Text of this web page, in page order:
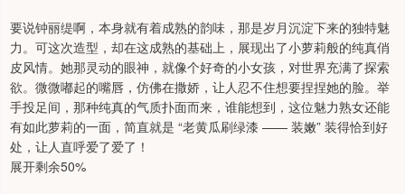
要说钟丽缇啊，本身就有着成熟的韵味，那是岁月沉淀下来的独特魅
力。可这次造型，却在这成熟的基础上，展现出了小萝莉般的纯真俏
皮风情。她那灵动的眼神，就像个好奇的小女孩，对世界充满了探索
欲。微微嘟起的嘴唇，仿佛在撒娇，让人忍不住想要捏捏她的脸。举
手投足间，那种纯真的气质扑面而来，谁能想到，这位魅力熟女还能
有如此萝莉的一面，简直就是 “老黄瓜刷绿漆 —— 装嫩” 装得恰到好
处，让人直呼爱了爱了！
展开剩余50%